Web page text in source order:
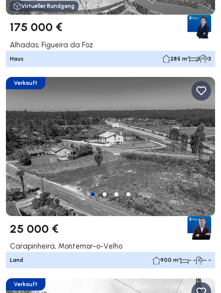
Virtueller Rundgang
175 000 €
Alhadas, Figueira da Foz
Haus 285 m² 3 3
Verkauft
25 000 €
Carapinheira, Montemor-o-Velho
Land 900 m² - - - -
Verkauft